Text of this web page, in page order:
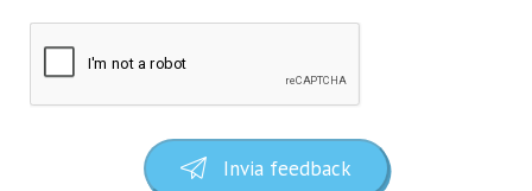
Invia feedback